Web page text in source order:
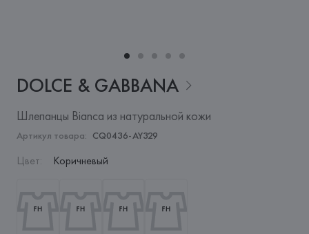
DOLCE & GABBANA
Шлепанцы Bianca из натуральной кожи
Артикул товара: CQ0436-AY329
Цвет: Коричневый